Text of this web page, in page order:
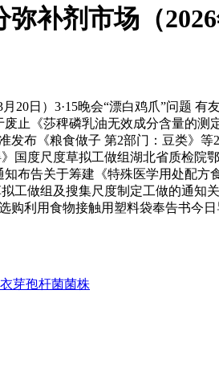
补剂市场（2026
日）3·15晚会“漂白鸡爪”问题 有
废止《莎稗磷乳油无效成分含量的
发布《粮食做子 第2部门：豆类》
国度尺度草拟工做组湖北省质检院
布告关于筹建《特殊医学用处配
工做组及搜集尺度制定工做的通
购利用食物接触用塑料袋奉告书今
芽孢杆菌菌株